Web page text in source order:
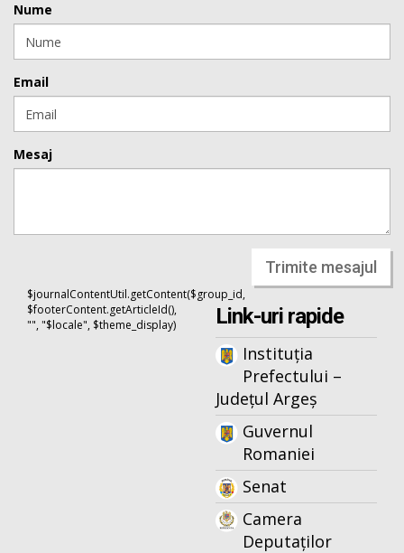
Nume
Email
Mesaj
Trimite mesajul
$journalContentUtil.getContent($group_id,
$footerContent.getArticleId(),
"", "$locale", $theme_display)
Link-uri rapide
Instituția
Prefectului –
Județul Argeș
Guvernul
Romaniei
Senat
Camera
Deputaților